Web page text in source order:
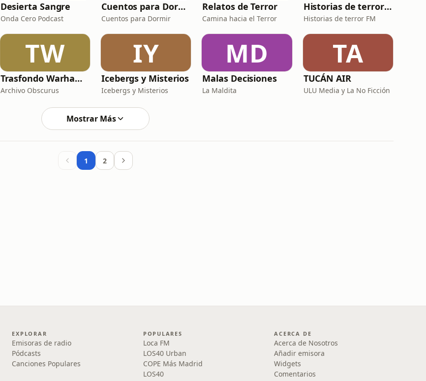
Desierta Sangre
Onda Cero Podcast
Cuentos para Dormir
Cuentos para Dormir
Relatos de Terror
Camina hacia el Terror
Historias de terror FM
Historias de terror FM
TW
Trasfondo Warhammer 40K
Archivo Obscurus
IY
Icebergs y Misterios
Icebergs y Misterios
MD
Malas Decisiones
La Maldita
TA
TUCÁN AIR
ULU Media y La No Ficción
Mostrar Más
1 2
EXPLORAR
Emisoras de radio
Pódcasts
Canciones Populares
POPULARES
Loca FM
LOS40 Urban
COPE Más Madrid
LOS40
ACERCA DE
Acerca de Nosotros
Añadir emisora
Widgets
Comentarios